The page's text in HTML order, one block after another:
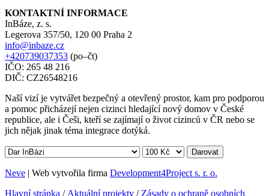
KONTAKTNÍ INFORMACE
InBáze, z. s.
Legerova 357/50, 120 00 Praha 2
info@inbaze.cz
+420739037353 (po–čt)
IČO: 265 48 216
DIČ: CZ26548216
Naší vizí je vytvářet bezpečný a otevřený prostor, kam pro podporou
a pomoc přicházejí nejen cizinci hledající nový domov v České
republice, ale i Češi, kteří se zajímají o život cizinců v ČR nebo se
jich nějak jinak téma integrace dotýká.
Darovat
Neve | Web vytvořila firma Development4Project s. r. o.
Hlavní stránka / Aktuální projekty / Zásady o ochraně osobních